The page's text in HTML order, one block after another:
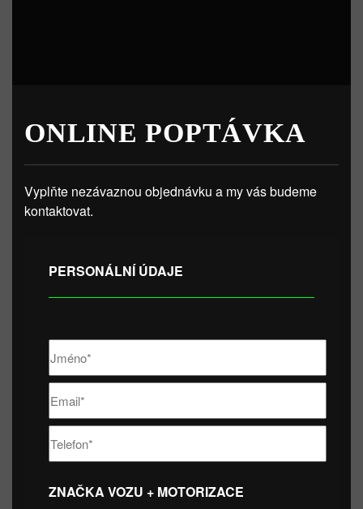
ONLINE POPTÁVKA
Vyplňte nezávaznou objednávku a my vás budeme
kontaktovat.
PERSONÁLNÍ ÚDAJE
ZNAČKA VOZU + MOTORIZACE